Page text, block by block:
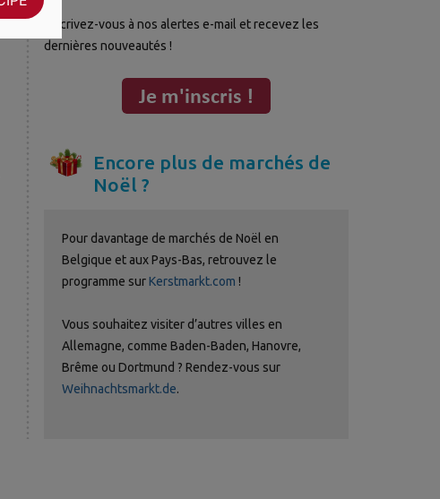
Inscrivez-vous à nos alertes e-mail et recevez les
dernières nouveautés !
Encore plus de marchés de
Noël ?
Pour davantage de marchés de Noël en
Belgique et aux Pays-Bas, retrouvez le
programme surKerstmarkt.com !
Vous souhaitez visiter d’autres villes en
Allemagne, comme Baden-Baden, Hanovre,
Brême ou Dortmund ? Rendez-vous sur
Weihnachtsmarkt.de.